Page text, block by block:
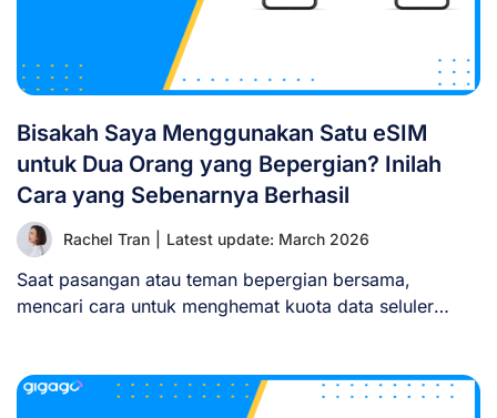
Bisakah Saya Menggunakan Satu eSIM
untuk Dua Orang yang Bepergian? Inilah
Cara yang Sebenarnya Berhasil
Rachel Tran Latest update: March 2026
Saat pasangan atau teman bepergian bersama,
mencari cara untuk menghemat kuota data seluler